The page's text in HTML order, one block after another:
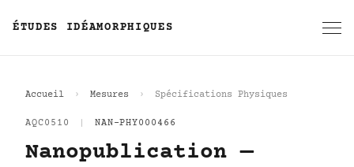
ÉTUDES IDÉAMORPHIQUES
Accueil Mesures Spécifications Physiques
AQC0510 NAN-PHY000466
Nanopublication —